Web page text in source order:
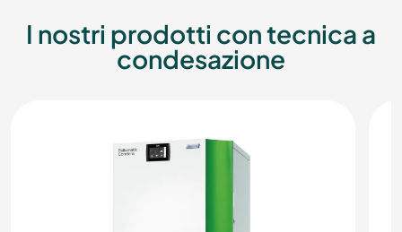
I nostri prodotti con tecnica a
condesazione